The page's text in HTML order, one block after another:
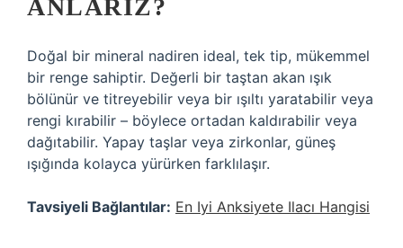
ANLARIZ?
Doğal bir mineral nadiren ideal, tek tip, mükemmel
bir renge sahiptir. Değerli bir taştan akan ışık
bölünür ve titreyebilir veya bir ışıltı yaratabilir veya
rengi kırabilir – böylece ortadan kaldırabilir veya
dağıtabilir. Yapay taşlar veya zirkonlar, güneş
ışığında kolayca yürürken farklılaşır.
Tavsiyeli Bağlantılar: En Iyi Anksiyete Ilacı Hangisi